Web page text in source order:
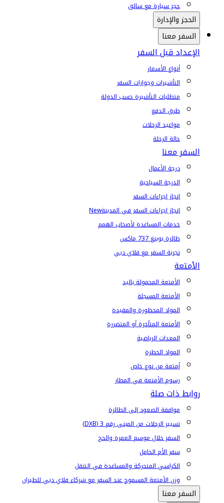
حجز سيارة مع سائق
الحجز والإدارة
السفر معنا
الإعداد قبل السفر
أنواع الأسعار
التأشيرات وجوازات السفر
متطلبات التأشيرة حسب الدولة
طرق الدفع
مواعيد الرحلات
حالة الرحلة
السفر معنا
درجة الأعمال
الدرجة السياحية
إنجاز إجراءات السفر
إنجاز إجراءات السفر في المدينةNew
خدمات المساعدة لأصحاب الهمم
طائرة بوينغ 737 ماكس
تجربة السفر مع فلاي دبي
الأمتعة
الأمتعة المحمولة باليد
الأمتعة المسجلة
المواد المحظورة والمقيدة
الأمتعة المتأخرة أو المتضررة
المعدات الرياضية
المواد الخطرة
أمتعة من نوع خاص
رسوم الأمتعة في المطار
روابط ذات صلة
موافقة الصعود إلى الطائرة
تسيير الرحلات من المبنى رقم 3 (DXB)
السفر خلال موسم العمرة والحج
سفر الأم الحامل
الكراسي المتحركة والمساعدة في التنقل
وزن الأمتعة المسموح عند السفر مع شركاء فلاي دبي للطيران
السفر معنا